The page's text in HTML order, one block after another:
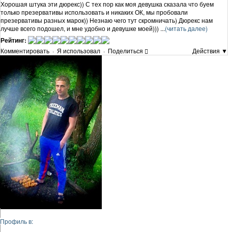
Хорошая штука эти дюрекс)) С тех пор как моя девушка сказала что буем
только презервативы использовать и никаких ОК, мы пробовали
презервативы разных марок)) Незнаю чего тут скромничать) Дюрекс нам
лучше всего подошел, и мне удобно и девушке моей))) ...(читать далее)
Рейтинг:
Комментировать · Я использовал · Поделиться Действия ▼
Профиль в: